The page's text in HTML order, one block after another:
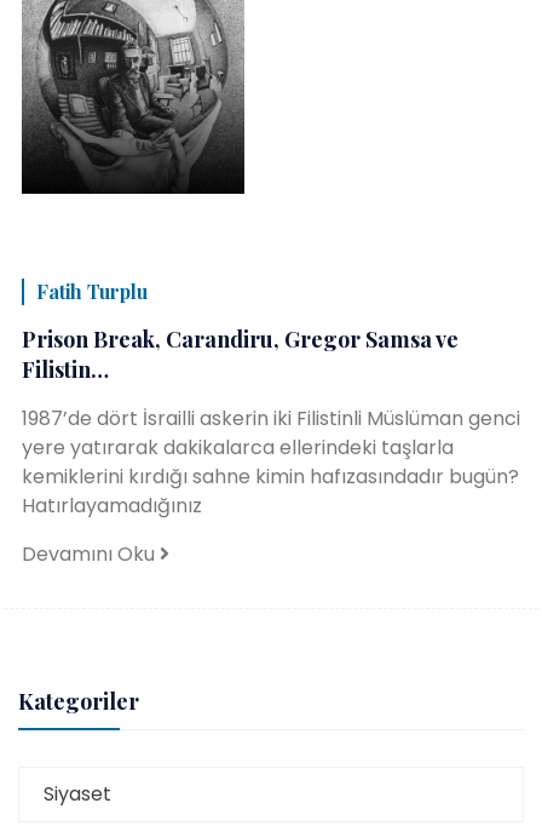
Fatih Turplu
Prison Break, Carandiru, Gregor Samsa ve
Filistin…
1987’de dört İsrailli askerin iki Filistinli Müslüman genci
yere yatırarak dakikalarca ellerindeki taşlarla
kemiklerini kırdığı sahne kimin hafızasındadır bugün?
Hatırlayamadığınız
Devamını Oku
Kategoriler
Siyaset